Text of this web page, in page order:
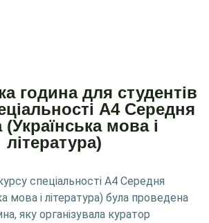
година для студентів
А4 Середня
(Українська мова і
література)
спеціальності А4 Середня
мова і література) була проведена
яку організувала куратор